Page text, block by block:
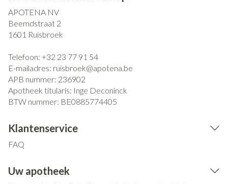
APOTENA NV
Beemdstraat 2
1601 Ruisbroek
Telefoon: +32 23 77 91 54
E-mailadres: ruisbroek@apotena.be
APB nummer: 236902
Apotheek titularis: Inge Deconinck
BTW nummer: BE0885774405
Klantenservice
FAQ
Uw apotheek